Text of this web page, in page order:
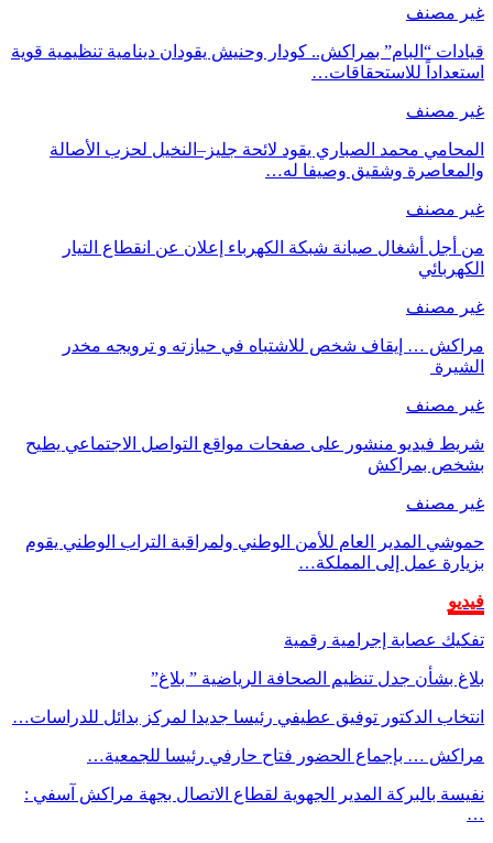
غير مصنف
قيادات “البام” بمراكش.. كودار وحنيش يقودان دينامية تنظيمية قوية
استعداداً للاستحقاقات…
غير مصنف
المحامي محمد الصباري يقود لائحة جليز–النخيل لحزب الأصالة
والمعاصرة وشقيق وصيفا له…
غير مصنف
من أجل أشغال صيانة شبكة الكهرباء إعلان عن انقطاع التيار
الكهربائي
غير مصنف
مراكش … إيقاف شخص للاشتباه في حيازته و ترويجه مخدر
الشيرة
غير مصنف
شريط فيديو منشور على صفحات مواقع التواصل الاجتماعي يطيح
بشخص بمراكش
غير مصنف
حموشي المدير العام للأمن الوطني ولمراقبة التراب الوطني يقوم
بزيارة عمل إلى المملكة…
فيديو
تفكيك عصابة إجرامية رقمية
بلاغ بشأن جدل تنظيم الصحافة الرياضية ” بلاغ”
انتخاب الدكتور توفيق عطيفي رئيسا جديدا لمركز بدائل للدراسات…
مراكش … بإجماع الحضور فتاح حارفي رئيسا للجمعية…
نفيسة بالبركة المدير الجهوية لقطاع الاتصال بجهة مراكش آسفي :
…